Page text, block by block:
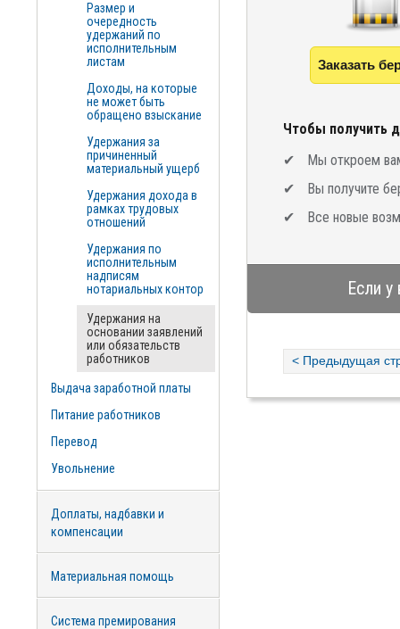
Заказать
Чтобы получить
Мы откроем
Вы получите
Все новые
Если
< Предыдущая
Размер и
очередность
удержаний по
исполнительным
листам
Доходы, на которые
не может быть
обращено взыскание
Удержания за
причиненный
материальный ущерб
Удержания дохода в
рамках трудовых
отношений
Удержания по
исполнительным
надписям
нотариальных контор
Удержания на
основании заявлений
или обязательств
работников
Выдача заработной платы
Питание работников
Перевод
Увольнение
Доплаты, надбавки и
компенсации
Материальная помощь
Система премирования